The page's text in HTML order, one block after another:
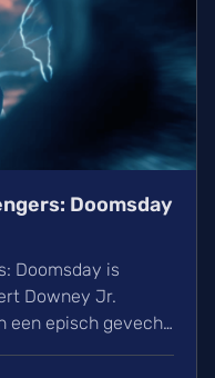
Doomsday
Doomsday is
Downey Jr.
een episch gevecht
Met de terugkeer